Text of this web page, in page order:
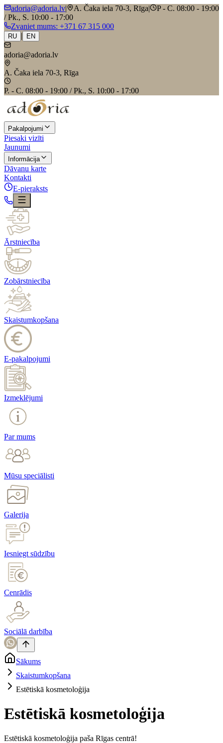
adoria@adoria.lv| A. Čaka iela 70-3, Rīga|
P - C. 08:00 - 19:00
/ Pk., S. 10:00 - 17:00
Zvaniet mums: +371 67 315 000
RU | EN
adoria@adoria.lv
A. Čaka iela 70-3, Rīga
P. - C. 08:00 - 19:00 / Pk., S. 10:00 - 17:00
Pakalpojumi
Piesaki vizīti
Jaunumi
Informācija
Dāvanu karte
Kontakti
E-pieraksts
Ārstniecība
Zobārstniecība
Skaistumkopšana
E-pakalpojumi
Izmeklējumi
Par mums
Mūsu speciālisti
Galerija
Iesniegt sūdzību
Cenrādis
Sociālā darbība
Sākums
Skaistumkopšana
Estētiskā kosmetoloģija
Estētiskā kosmetoloģija
Estētiskā kosmetoloģija paša Rīgas centrā!